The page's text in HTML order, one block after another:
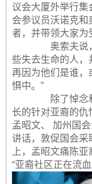
议会大厦外举行集
会参议员沃诺克
者，并带领大家为
奥索夫说，
些失去生命的人，
再因为他们是谁，
惧中。”
除了悼念和
长的针对亚裔的仇
孟昭文、 加州国
讲话，敦促国会采
上，孟昭文痛陈
“亚裔社区正在流血